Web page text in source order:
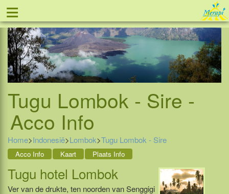
≡ Tel: 088 - 81 11 999
Tugu Lombok - Sire -
Acco Info
Home>Indonesië>Lombok>Tugu Lombok - Sire
Acco Info Kaart Plaats Info
Tugu hotel Lombok
Ver van de drukte, ten noorden van Senggigi